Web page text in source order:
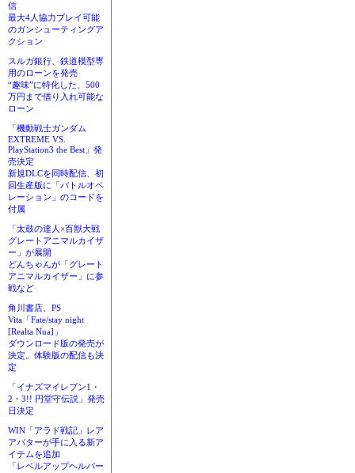
信
最大4人協力プレイ可能
のガンシューティングア
クション
スルガ銀行、鉄道模型専
用のローンを発売
“趣味”に特化した、500
万円まで借り入れ可能な
ローン
「機動戦士ガンダム
EXTREME VS.
PlayStation3 the Best」発
売決定
新規DLCを同時配信、初
回生産版に「バトルオペ
レーション」のコードを
付属
「太鼓の達人×百獣大戦
グレートアニマルカイザ
ー」が展開
どんちゃんが「グレート
アニマルカイザー」に参
戦など
角川書店、PS
Vita「Fate/stay night
[Realta Nua]」
ダウンロード版の発売が
決定。体験版の配信も決
定
「イナズマイレブン1・
2・3!! 円堂守伝説」発売
日決定
WIN「アラド戦記」レア
アバターが手に入る新ア
イテムを追加
「レベルアップヘルパー